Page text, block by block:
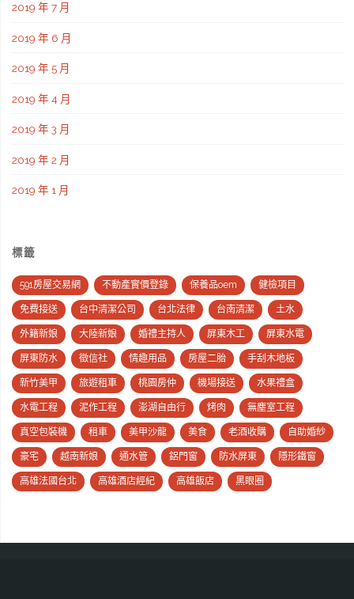
2019 年 7 月
2019 年 6 月
2019 年 5 月
2019 年 4 月
2019 年 3 月
2019 年 2 月
2019 年 1 月
標籤
591房屋交易網 不動產實價登錄 保養品oem 健檢項目
免費接送 台中清潔公司 台北法律 台南清潔 土水
外籍新娘 大陸新娘 婚禮主持人 屏東木工 屏東水電
屏東防水 徵信社 情趣用品 房屋二胎 手刮木地板
新竹美甲 旅遊租車 桃園房仲 機場接送 水果禮盒
水電工程 泥作工程 澎湖自由行 烤肉 無塵室工程
真空包裝機 租車 美甲沙龍 美食 老酒收購 自助婚紗
豪宅 越南新娘 通水管 鋁門窗 防水屏東 隱形鐵窗
高雄法國台北 高雄酒店經紀 高雄飯店 黑眼圈